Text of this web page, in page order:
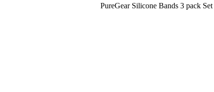
PureGear Silicone Bands 3 pack